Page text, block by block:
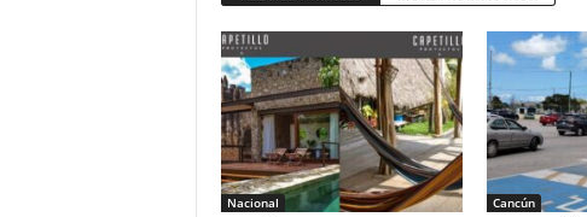
Nacional Cancún